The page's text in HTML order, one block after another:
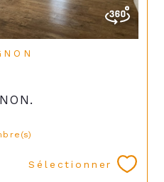
Sélectionner